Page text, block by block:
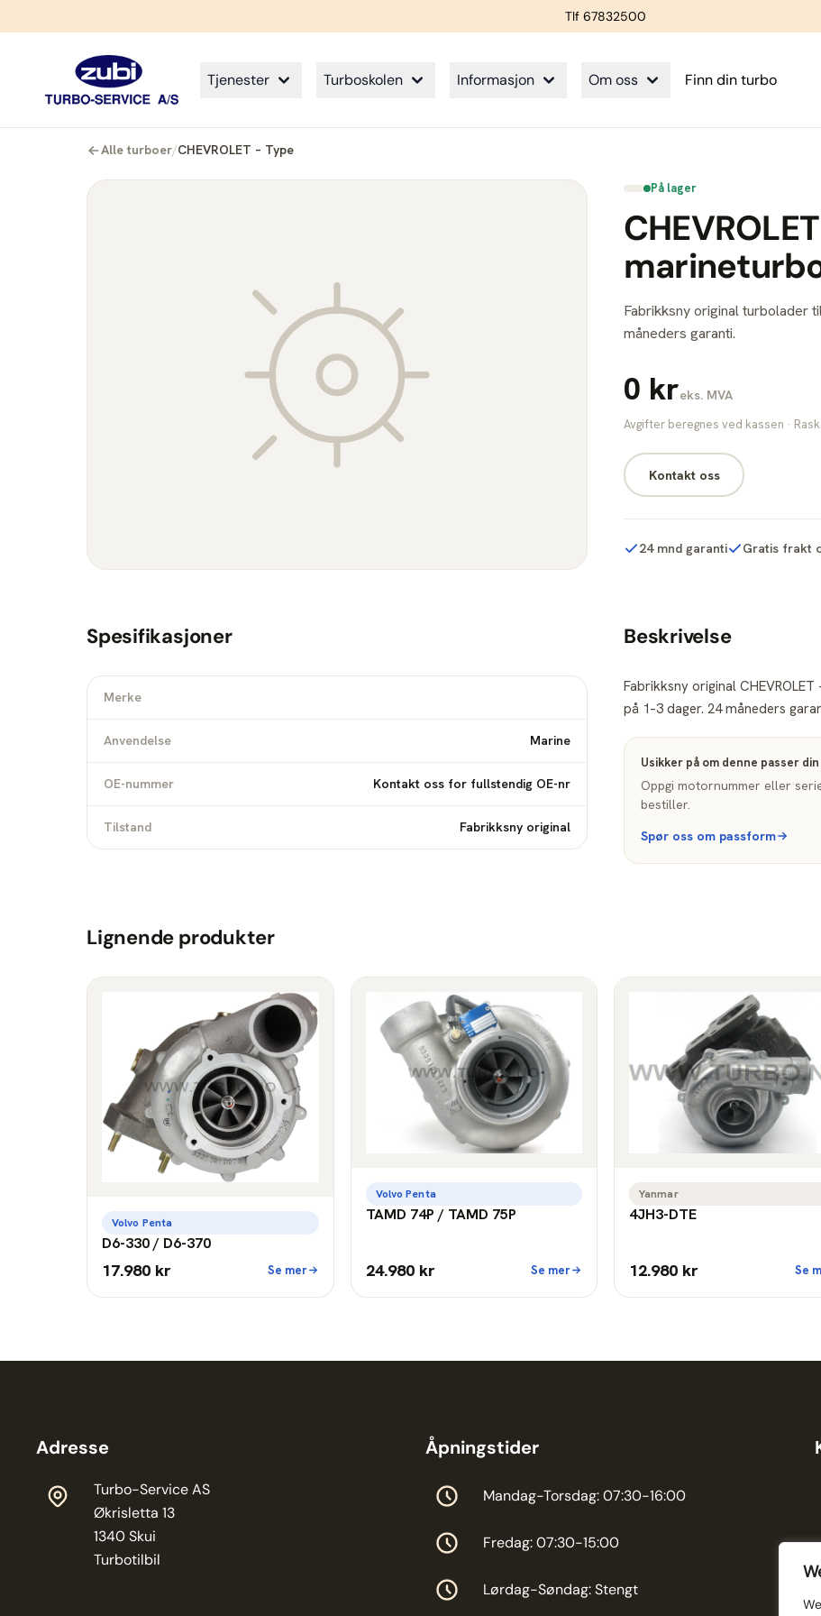
Tlf 67832500
Tjenester Turboskolen Informasjon Om oss Finn din turbo
Alle turboer/CHEVROLET – Type
På lager
Fabrikksny original turbolader
måneders garanti.
0 kreks. MVA
Avgifter beregnes ved kassen ·
Kontakt oss
24 mnd garanti Gratis frakt
Spesifikasjoner
Merke
Anvendelse Marine
OE-nummer Kontakt oss for fullstendig OE-nr
Tilstand Fabrikksny original
Beskrivelse
Fabrikksny original
på 1–3 dager. 24 måneders
Usikker på om denne passer
Oppgi motornummer eller
bestiller.
Spør oss om passform
Lignende produkter
Volvo Penta
D6-330 / D6-370
17.980 kr Se mer
Volvo Penta
TAMD 74P / TAMD 75P
24.980 kr Se mer
Yanmar
4JH3-DTE
12.980 kr Se
Adresse
Turbo-Service AS
Økrisletta 13
1340 Skui
Turbotilbil
Åpningstider
Mandag-Torsdag: 07:30-16:00
Fredag: 07:30-15:00
Lørdag-Søndag: Stengt